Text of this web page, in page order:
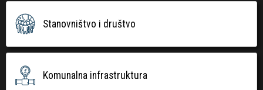
Stanovništvo i društvo
Komunalna infrastruktura